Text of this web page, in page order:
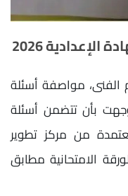
2026
الفنى، مواصفة أسئلة
بأن تتضمن أسئلة
من مركز تطوير
الامتحانية مطابق